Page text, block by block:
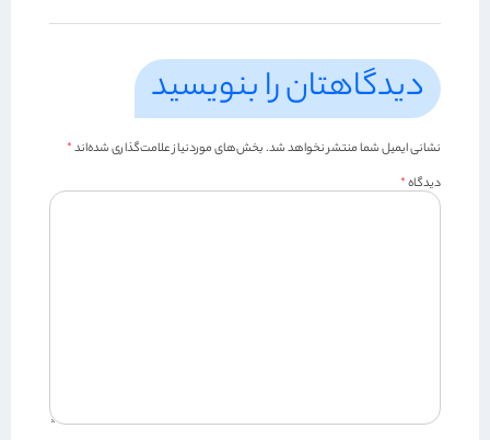
دیدگاهتان را بنویسید
نشانی ایمیل شما منتشر نخواهد شد.بخش‌های موردنیاز علامت‌گذاری شده‌اند*
دیدگاه*